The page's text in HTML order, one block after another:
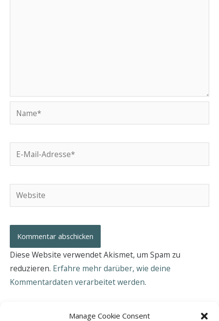
Manage Cookie Consent
Name*
Mail-
Website
Diese Website verwendet Akismet, um Spam zu
reduzieren. Erfahre mehr darüber, wie deine
Kommentardaten verarbeitet werden.